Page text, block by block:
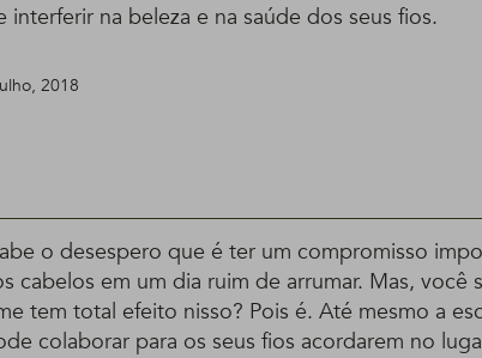
na beleza e na saúde dos seus fios.
2018
o desespero que é ter um compromisso
cabelos em um dia ruim de arrumar. Mas, você
tem total efeito nisso? Pois é. Até mesmo a
colaborar para os seus fios acordarem no